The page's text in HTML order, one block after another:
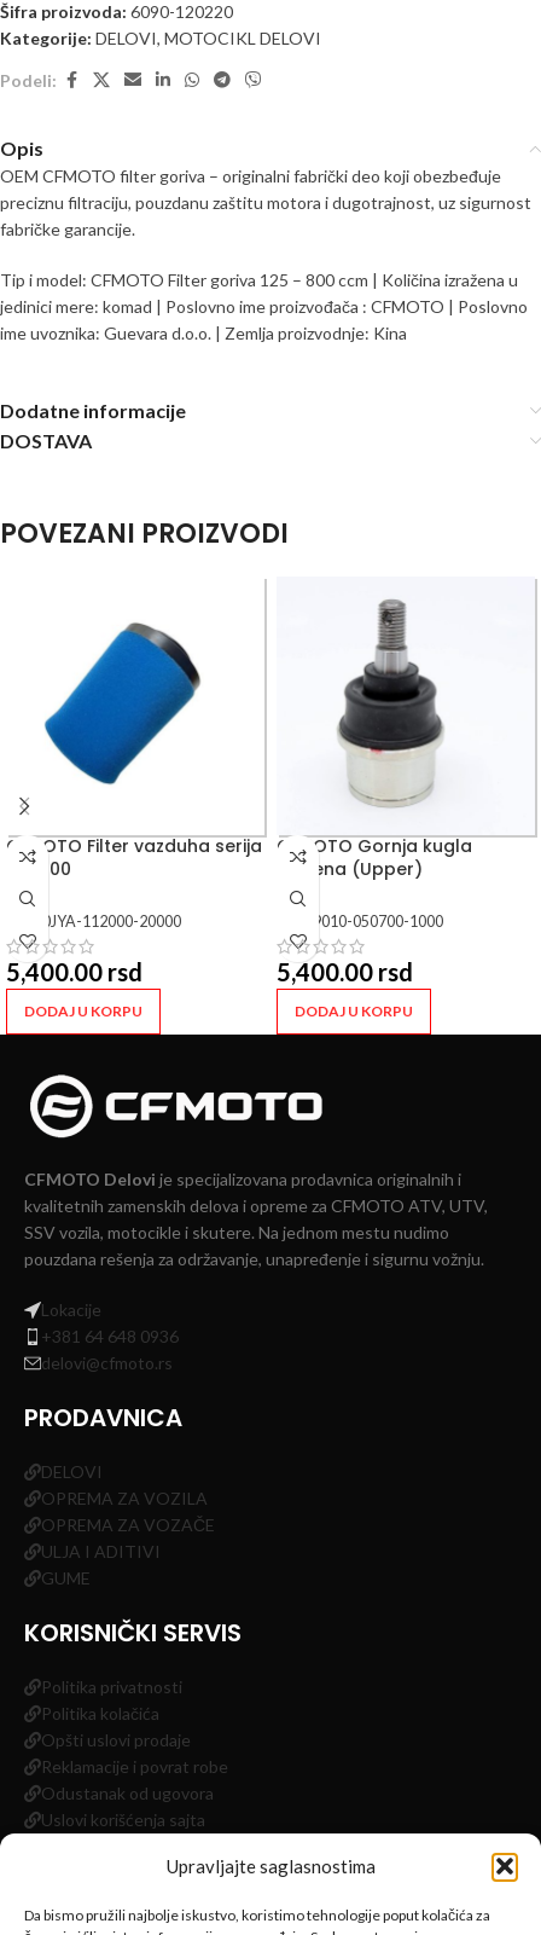
Upravljajte saglasnostima
Da bismo pružili najbolje iskustvo, koristimo tehnologije poput kolačića za
Šifra proizvoda: 6090-120220
Kategorije: DELOVI, MOTOCIKL DELOVI
Podeli:
Opis
OEM CFMOTO filter goriva – originalni fabrički deo koji obezbeđuje
preciznu filtraciju, pouzdanu zaštitu motora i dugotrajnost, uz sigurnost
fabričke garancije.
Tip i model: CFMOTO Filter goriva 125 – 800 ccm | Količina izražena u
jedinici mere: komad | Poslovno ime proizvođača : CFMOTO | Poslovno
ime uvoznika: Guevara d.o.o. | Zemlja proizvodnje: Kina
Dodatne informacije
DOSTAVA
POVEZANI PROIZVODI
CFMOTO Filter vazduha serija
CF 1000
0JYA-112000-20000
5,400.00 rsd
DODAJ U KORPU
CFMOTO Gornja kugla
ramena (Upper)
9010-050700-1000
5,400.00 rsd
DODAJ U KORPU
CFMOTO Delovi je specijalizovana prodavnica originalnih i
kvalitetnih zamenskih delova i opreme za CFMOTO ATV, UTV,
SSV vozila, motocikle i skutere. Na jednom mestu nudimo
pouzdana rešenja za održavanje, unapređenje i sigurnu vožnju.
Lokacije
+381 64 648 0936
delovi@cfmoto.rs
PRODAVNICA
DELOVI
OPREMA ZA VOZILA
OPREMA ZA VOZAČE
ULJA I ADITIVI
GUME
KORISNIČKI SERVIS
Politika privatnosti
Politika kolačića
Opšti uslovi prodaje
Reklamacije i povrat robe
Odustanak od ugovora
Uslovi korišćenja sajta
INFORMACIJE